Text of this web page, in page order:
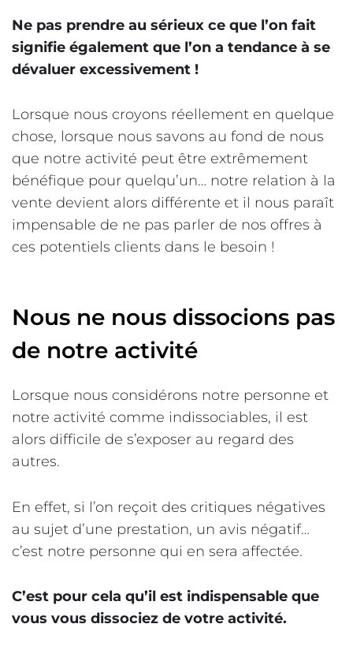
Ne pas prendre au sérieux ce que l’on fait
signifie également que l’on a tendance à se
dévaluer excessivement !
Lorsque nous croyons réellement en quelque
chose, lorsque nous savons au fond de nous
que notre activité peut être extrêmement
bénéfique pour quelqu’un… notre relation à la
vente devient alors différente et il nous paraît
impensable de ne pas parler de nos offres à
ces potentiels clients dans le besoin !
Nous ne nous dissocions pas
de notre activité
Lorsque nous considérons notre personne et
notre activité comme indissociables, il est
alors difficile de s’exposer au regard des
autres.
En effet, si l’on reçoit des critiques négatives
au sujet d’une prestation, un avis négatif…
c’est notre personne qui en sera affectée.
C’est pour cela qu’il est indispensable que
vous vous dissociez de votre activité.